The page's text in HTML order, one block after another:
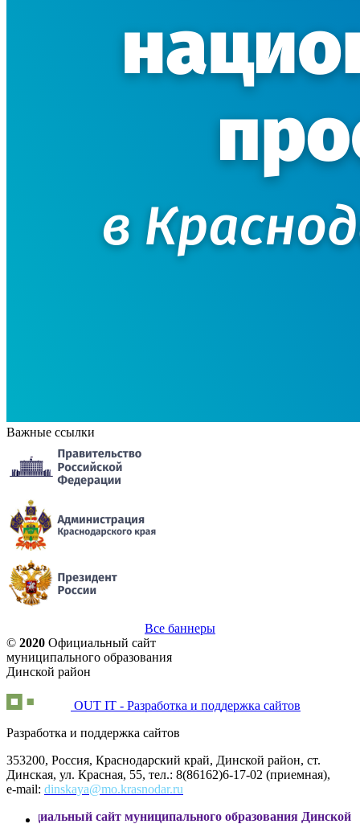
Важные ссылки
Все баннеры
© 2020 Официальный сайт
муниципального образования
Динской район
OUT IT - Разработка и поддержка сайтов
Разработка и поддержка сайтов
353200, Россия, Краснодарский край, Динской район, ст.
Динская, ул. Красная, 55, тел.: 8(86162)6-17-02 (приемная),
e-mail: dinskaya@mo.krasnodar.ru
сайт муниципального образования Динской район